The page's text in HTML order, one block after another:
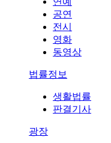
공연
전시
영화
동영상
법률정보
생활법률
판결기사
광장